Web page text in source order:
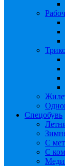
Спецобувь
С
С